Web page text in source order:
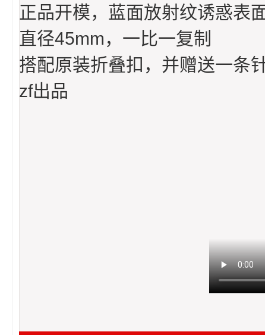
正品开模，蓝面放射纹诱惑表
直径45mm，一比一复制
搭配原装折叠扣，并赠送一条
zf出品